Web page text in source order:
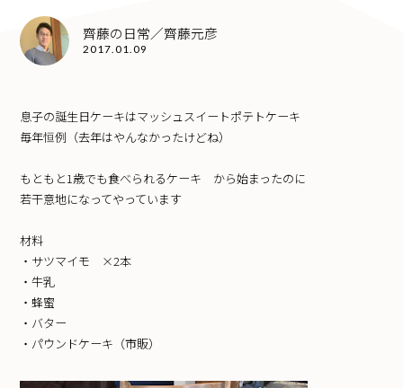
齊藤の日常／齊藤元彦
2017.01.09
息子の誕生日ケーキはマッシュスイートポテトケーキ
毎年恒例（去年はやんなかったけどね）
もともと1歳でも食べられるケーキ から始まったのに
若干意地になってやっています
材料
・サツマイモ ×2本
・牛乳
・蜂蜜
・バター
・パウンドケーキ（市販）